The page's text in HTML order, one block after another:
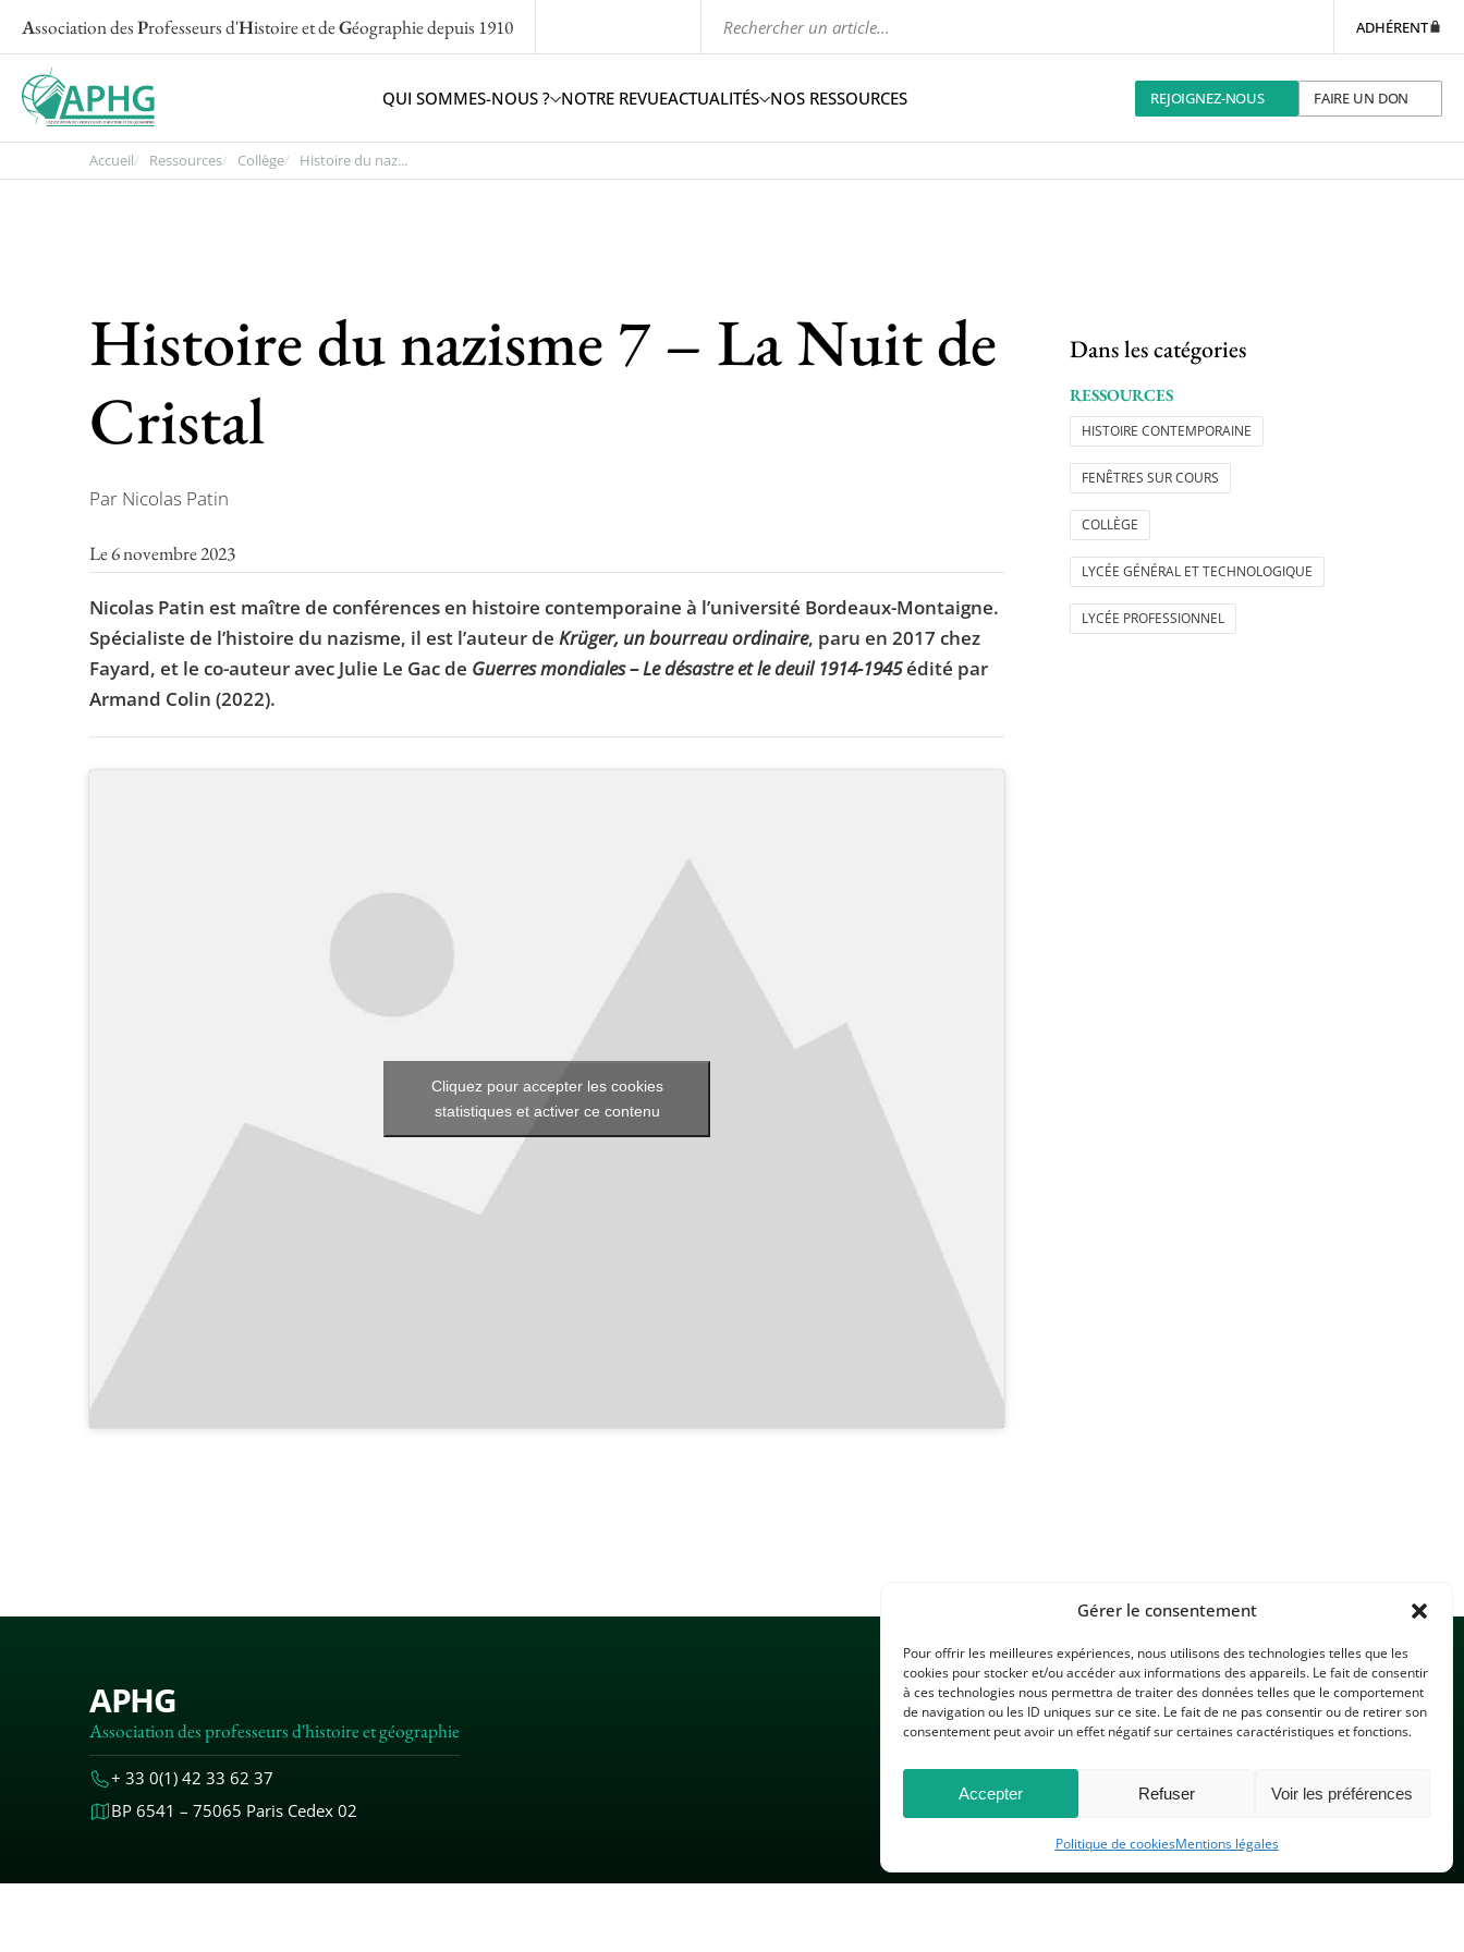
Gérer le consentement
Pour offrir les meilleures expériences, nous utilisons des technologies telles que les
cookies pour stocker et/ou accéder aux informations des appareils. Le fait de consentir
à ces technologies nous permettra de traiter des données telles que le comportement
de navigation ou les ID uniques sur ce site. Le fait de ne pas consentir ou de retirer son
consentement peut avoir un effet négatif sur certaines caractéristiques et fonctions.
Accepter Refuser Voir les préférences
Politique de cookiesMentions légales
Association desProfesseurs d'Histoire et deGéographiedepuis 1910 ADHÉRENT
QUI SOMMES-NOUS ? NOTRE REVUEACTUALITÉS NOS RESSOURCES REJOIGNEZ-NOUS FAIRE UN DON
Accueil Ressources Collège Histoire du naz...
Histoire du nazisme 7 – La Nuit de
Cristal
Par Nicolas Patin
Le 6 novembre 2023
Nicolas Patin est maître de conférences en histoire contemporaine à l’université Bordeaux-Montaigne.
Spécialiste de l’histoire du nazisme, il est l’auteur de Krüger, un bourreau ordinaire, paru en 2017 chez
Fayard, et le co-auteur avec Julie Le Gac de Guerres mondiales – Le désastre et le deuil 1914-1945édité par
Armand Colin (2022).
Cliquez pour accepter les cookies
statistiques et activer ce contenu
Dans les catégories
RESSOURCES
HISTOIRE CONTEMPORAINE
FENÊTRES SUR COURS
COLLÈGE
LYCÉE GÉNÉRAL ET TECHNOLOGIQUE
LYCÉE PROFESSIONNEL
APHG
Association des professeurs d'histoire et géographie
+ 33 0(1) 42 33 62 37
BP 6541 – 75065 Paris Cedex 02